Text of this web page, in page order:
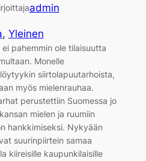
admin
, Yleinen
pahemmin ole tilaisuutta
Monelle
siirtolapuutarhoista,
myös mielenrauhaa.
perustettiin Suomessa jo
mielen ja ruumiin
hankkimiseksi. Nykyään
suurinpiirtein samaa
kiireisille kaupunkilaisille